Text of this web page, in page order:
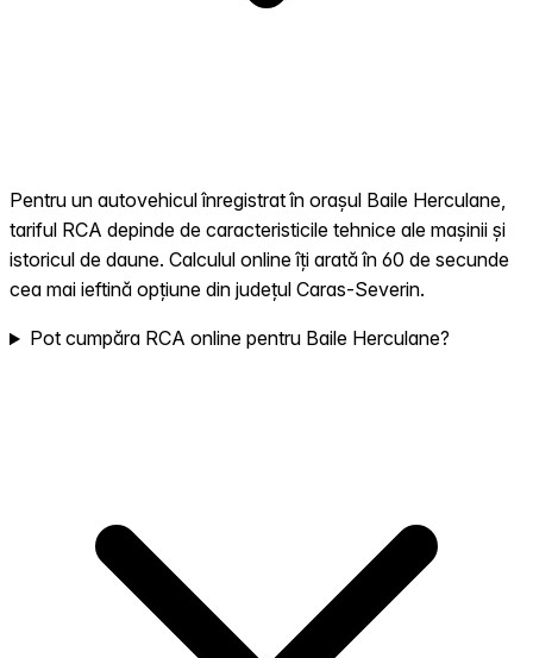
Pentru un autovehicul înregistrat în orașul Baile Herculane,
tariful RCA depinde de caracteristicile tehnice ale mașinii și
istoricul de daune. Calculul online îți arată în 60 de secunde
cea mai ieftină opțiune din județul Caras-Severin.
Pot cumpăra RCA online pentru Baile Herculane?